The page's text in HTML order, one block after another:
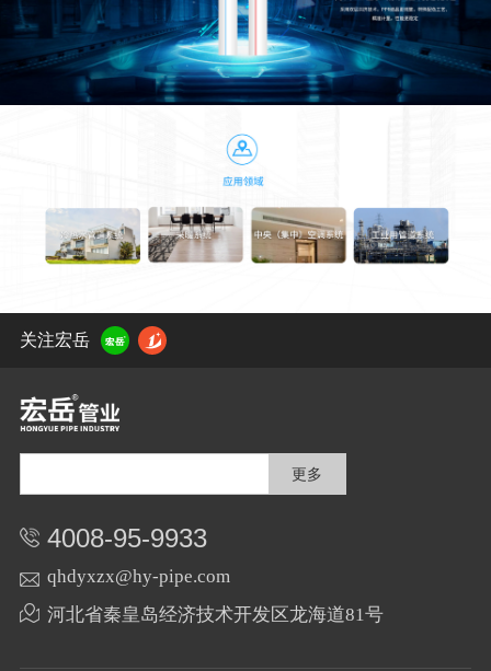
关注宏岳
更多
4008-95-9933
qhdyxzx@hy-pipe.com
河北省秦皇岛经济技术开发区龙海道81号